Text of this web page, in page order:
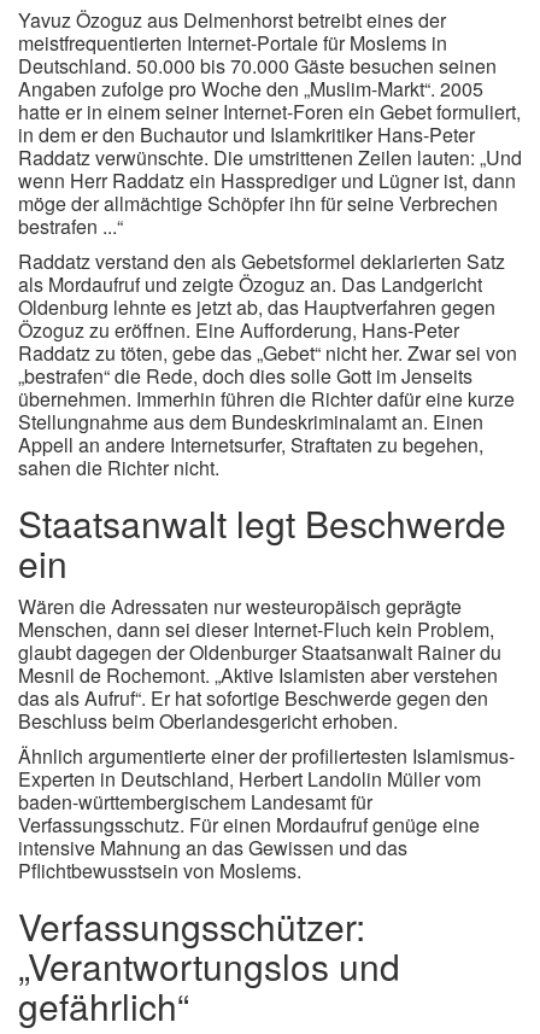
Yavuz Özoguz aus Delmenhorst betreibt eines der
meistfrequentierten Internet-Portale für Moslems in
Deutschland. 50.000 bis 70.000 Gäste besuchen seinen
Angaben zufolge pro Woche den „Muslim-Markt“. 2005
hatte er in einem seiner Internet-Foren ein Gebet formuliert,
in dem er den Buchautor und Islamkritiker Hans-Peter
Raddatz verwünschte. Die umstrittenen Zeilen lauten: „Und
wenn Herr Raddatz ein Hassprediger und Lügner ist, dann
möge der allmächtige Schöpfer ihn für seine Verbrechen
bestrafen ...“
Raddatz verstand den als Gebetsformel deklarierten Satz
als Mordaufruf und zeigte Özoguz an. Das Landgericht
Oldenburg lehnte es jetzt ab, das Hauptverfahren gegen
Özoguz zu eröffnen. Eine Aufforderung, Hans-Peter
Raddatz zu töten, gebe das „Gebet“ nicht her. Zwar sei von
„bestrafen“ die Rede, doch dies solle Gott im Jenseits
übernehmen. Immerhin führen die Richter dafür eine kurze
Stellungnahme aus dem Bundeskriminalamt an. Einen
Appell an andere Internetsurfer, Straftaten zu begehen,
sahen die Richter nicht.
Staatsanwalt legt Beschwerde
ein
Wären die Adressaten nur westeuropäisch geprägte
Menschen, dann sei dieser Internet-Fluch kein Problem,
glaubt dagegen der Oldenburger Staatsanwalt Rainer du
Mesnil de Rochemont. „Aktive Islamisten aber verstehen
das als Aufruf“. Er hat sofortige Beschwerde gegen den
Beschluss beim Oberlandesgericht erhoben.
Ähnlich argumentierte einer der profiliertesten Islamismus-
Experten in Deutschland, Herbert Landolin Müller vom
baden-württembergischem Landesamt für
Verfassungsschutz. Für einen Mordaufruf genüge eine
intensive Mahnung an das Gewissen und das
Pflichtbewusstsein von Moslems.
Verfassungsschützer:
„Verantwortungslos und
gefährlich“